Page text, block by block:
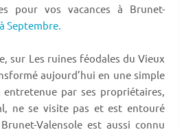
pour vos vacances à Brunet-
Septembre.
sur Les ruines féodales du Vieux
aujourd’hui en une simple
par ses propriétaires,
ne se visite pas et est entouré
Valensole est aussi connu